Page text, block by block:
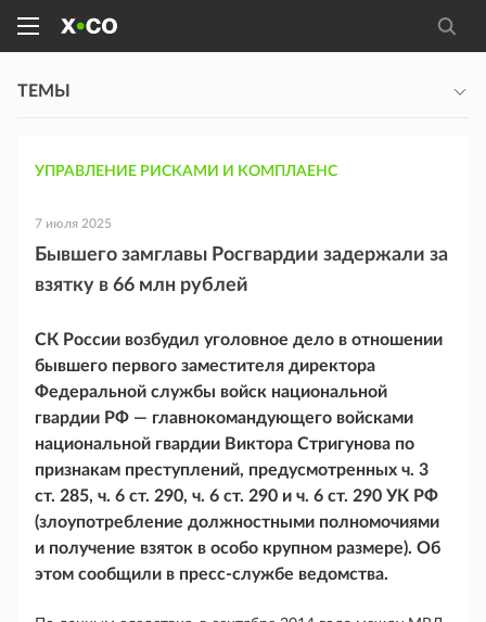
ТЕМЫ
УПРАВЛЕНИЕ РИСКАМИ И КОМПЛАЕНС
7 июля 2025
Бывшего замглавы Росгвардии задержали за
взятку в 66 млн рублей
СК России возбудил уголовное дело в отношении
бывшего первого заместителя директора
Федеральной службы войск национальной
гвардии РФ — главнокомандующего войсками
национальной гвардии Виктора Стригунова по
признакам преступлений, предусмотренных ч. 3
ст. 285, ч. 6 ст. 290, ч. 6 ст. 290 и ч. 6 ст. 290 УК РФ
(злоупотребление должностными полномочиями
и получение взяток в особо крупном размере). Об
этом сообщили в пресс-службе ведомства.